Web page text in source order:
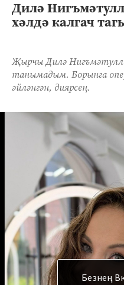
Дилә
хәлдә калгач
Җырчы Дилә
танымадым. Борынга
әйләнгән, диярсең.
Безнең